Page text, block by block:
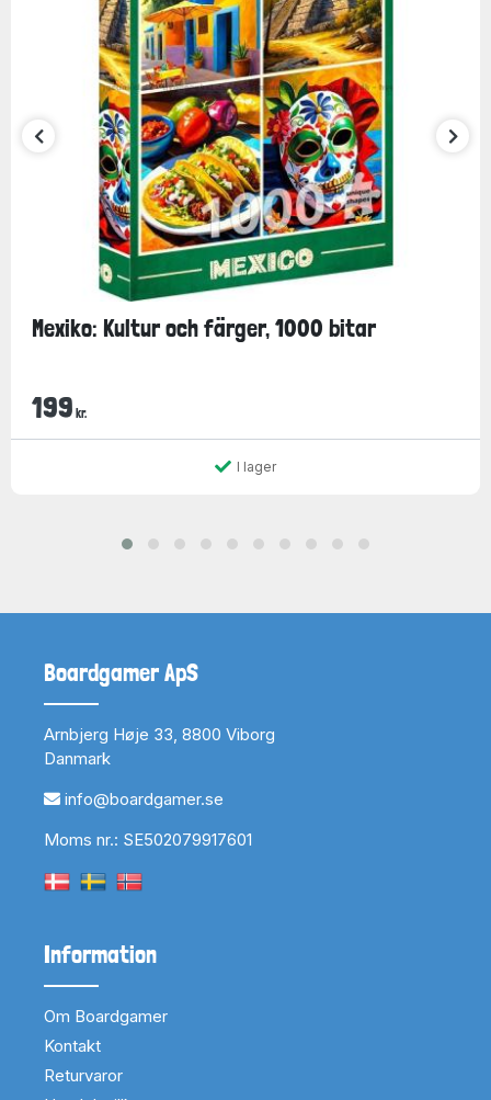
Mexiko: Kultur och färger, 1000 bitar
199 kr.
I lager
Boardgamer ApS
Arnbjerg Høje 33, 8800 Viborg
Danmark
info@boardgamer.se
Moms nr.: SE502079917601
Information
Om Boardgamer
Kontakt
Returvaror